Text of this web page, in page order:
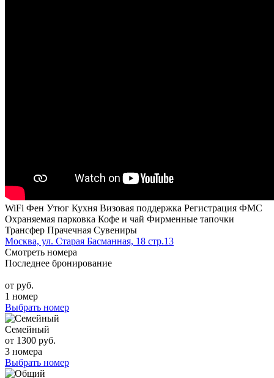
WiFi Фен Утюг Кухня Визовая поддержка Регистрация ФМС
Охраняемая парковка Кофе и чай Фирменные тапочки
Трансфер Прачечная Сувениры
Москва, ул. Старая Басманная, 18 стр.13
Смотреть номера
Последнее бронирование
от руб.
1 номер
Выбрать номер
Семейный
от 1300 руб.
3 номера
Выбрать номер